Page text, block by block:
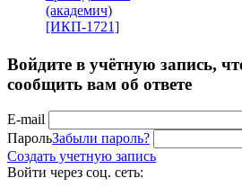
Войдите в учётную запись,
сообщить вам об ответе
E-mail
ПарольЗабыли пароль?
Создать учетную запись
Войти через соц. сеть: